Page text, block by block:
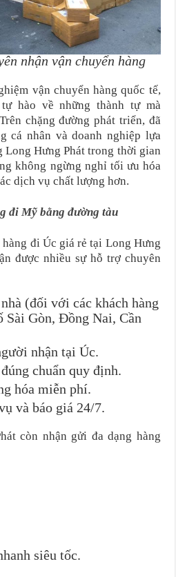
nhận vận chuyển hàng
vận chuyển hàng quốc tế,
hào về những thành tự mà
chặng đường phát triển, đã
cá nhân và doanh nghiệp lựa
Long Hưng Phát trong thời gian
không ngừng nghỉ tối ưu hóa
dịch vụ chất lượng hơn.
đi Mỹ bằng đường tàu
đi Úc giá rẻ tại Long Hưng
được nhiều sự hỗ trợ chuyên
(đối với các khách hàng
Sài Gòn, Đồng Nai, Cần
nhận tại Úc.
chuẩn quy định.
hóa miễn phí.
và báo giá 24/7.
còn nhận gửi đa dạng hàng
siêu tốc.